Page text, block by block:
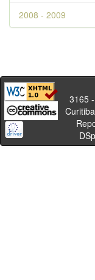
2008 - 2009
Av.
3165